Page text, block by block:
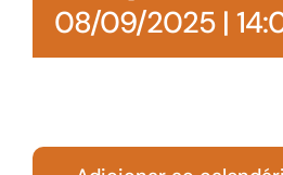
08/09/2025 |